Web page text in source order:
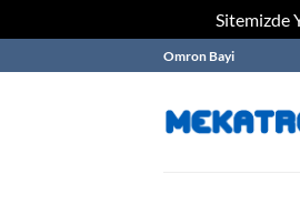
Sitemizde
to
Omron Bayi